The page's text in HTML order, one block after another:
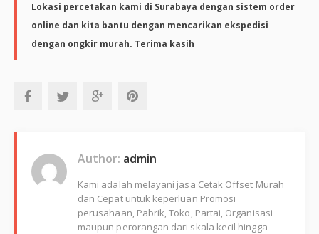
Lokasi percetakan kami di Surabaya dengan sistem order
online dan kita bantu dengan mencarikan ekspedisi
dengan ongkir murah. Terima kasih
Author: admin
Kami adalah melayani jasa Cetak Offset Murah
dan Cepat untuk keperluan Promosi
perusahaan, Pabrik, Toko, Partai, Organisasi
maupun perorangan dari skala kecil hingga